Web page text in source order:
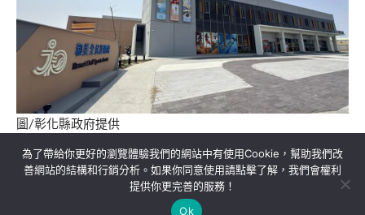
圖/彰化縣政府提供
關於我們 隱私權政策 聯絡我們
為了帶給你更好的瀏覽體驗我們的網站中有使用Cookie，幫助我們改
善網站的結構和行銷分析。如果你同意使用請點擊了解，我們會權利
提供你更完善的服務！
Ok